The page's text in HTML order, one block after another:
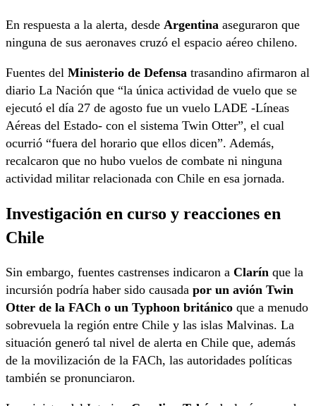
En respuesta a la alerta, desde Argentina aseguraron que
ninguna de sus aeronaves cruzó el espacio aéreo chileno.
Fuentes del Ministerio de Defensa trasandino afirmaron al
diario La Nación que “la única actividad de vuelo que se
ejecutó el día 27 de agosto fue un vuelo LADE -Líneas
Aéreas del Estado- con el sistema Twin Otter”, el cual
ocurrió “fuera del horario que ellos dicen”. Además,
recalcaron que no hubo vuelos de combate ni ninguna
actividad militar relacionada con Chile en esa jornada.
Investigación en curso y reacciones en
Chile
Sin embargo, fuentes castrenses indicaron a Clarín que la
incursión podría haber sido causada por un avión Twin
Otter de la FACh o un Typhoon británico que a menudo
sobrevuela la región entre Chile y las islas Malvinas. La
situación generó tal nivel de alerta en Chile que, además
de la movilización de la FACh, las autoridades políticas
también se pronunciaron.